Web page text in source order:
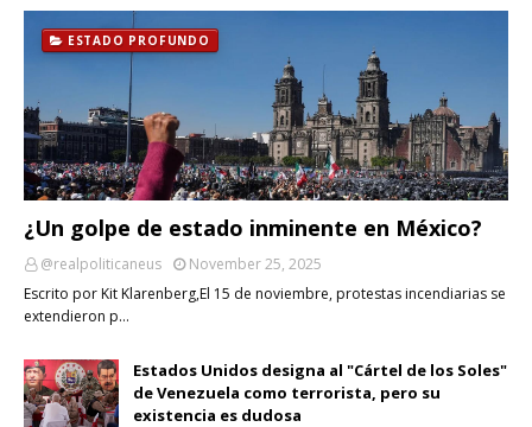
ESTADO PROFUNDO
¿Un golpe de estado inminente en México?
@realpoliticaneus
November 25, 2025
Escrito por Kit Klarenberg,El 15 de noviembre, protestas incendiarias se
extendieron p…
Estados Unidos designa al "Cártel de los Soles"
de Venezuela como terrorista, pero su
existencia es dudosa